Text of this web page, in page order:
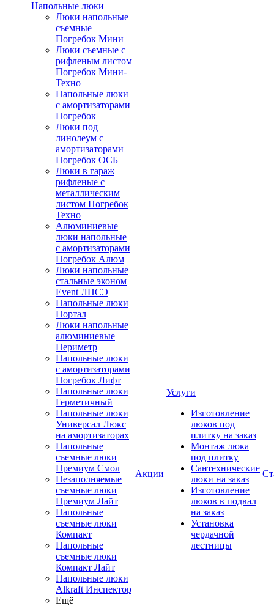
Напольные люки
Люки напольные
съемные
Погребок Мини
Люки съемные с
рифленым листом
Погребок Мини-
Техно
Напольные люки
с амортизаторами
Погребок
Люки под
линолеум с
амортизаторами
Погребок ОСБ
Люки в гараж
рифленые с
металлическим
листом Погребок
Техно
Алюминиевые
люки напольные
с амортизаторами
Погребок Алюм
Люки напольные
стальные эконом
Event ЛНСЭ
Напольные люки
Портал
Люки напольные
алюминиевые
Периметр
Напольные люки
с амортизаторами
Погребок Лифт
Напольные люки
Герметичный
Напольные люки
Универсал Люкс
на амортизаторах
Напольные
съемные люки
Премиум Смол
Незаполняемые
съемные люки
Премиум Лайт
Напольные
съемные люки
Компакт
Напольные
съемные люки
Компакт Лайт
Напольные люки
Alkraft Инспектор
Ещё
Акции
Услуги
Изготовление
люков под
плитку на заказ
Монтаж люка
под плитку
Сантехнические
люки на заказ
Изготовление
люков в подвал
на заказ
Установка
чердачной
лестницы